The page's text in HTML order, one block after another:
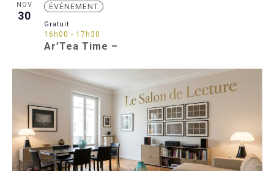
NOV
30
Ar’Tea Time –
ÉVÉNEMENT
16h00 - 17h30
Gratuit